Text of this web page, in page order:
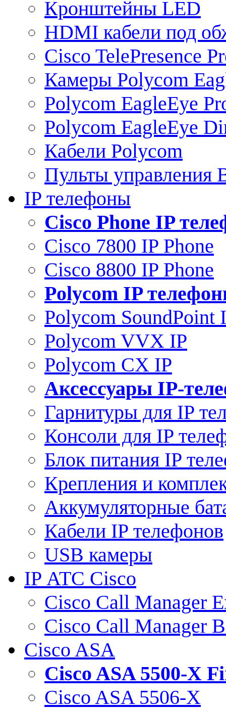
Кронштейны LED
HDMI кабели под
Cisco TelePresence
Камеры Polycom
Polycom EagleEye
Polycom EagleEye
Кабели Polycom
Пульты управления
IP телефоны
Сisco Phone IP
Cisco 7800 IP Phone
Cisco 8800 IP Phone
Polycom IP
Polycom SoundPoint
Polycom VVX IP
Polycom CX IP
Аксессуары IP-
Гарнитуры для IP
Консоли для IP
Блок питания IP
Крепления и
Аккумуляторные
Кабели IP телефонов
USB камеры
IP АТС Cisco
Cisco Call Manager
Cisco Call Manager
Cisco ASA
Cisco ASA 5500-X
Cisco ASA 5506-X